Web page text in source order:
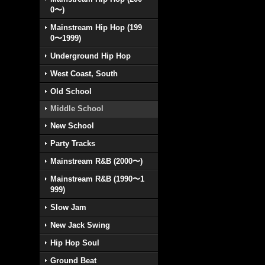
0〜)
Mainstream Hip Hop (199
0〜1999)
Underground Hip Hop
West Coast, South
Old School
Middle School
New School
Party Tracks
Mainstream R&B (2000〜)
Mainstream R&B (1990〜1
999)
Slow Jam
New Jack Swing
Hip Hop Soul
Ground Beat